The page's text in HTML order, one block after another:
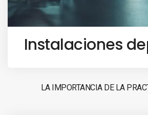
Instalaciones
LA IMPORTANCIA DE LA